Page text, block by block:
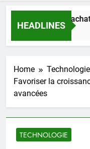
HEADLINES
pour l’achat d’un
Home
Technologie
Favoriser la
avancées
TECHNOLOGIE